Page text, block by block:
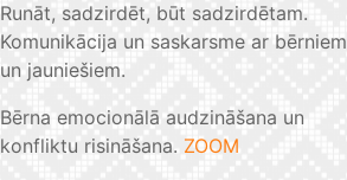
Runāt, sadzirdēt, būt sadzirdētam.
Komunikācija un saskarsme ar bērniem
un jauniešiem.
Bērna emocionālā audzināšana un
konfliktu risināšana. ZOOM